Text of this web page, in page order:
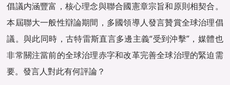
倡議内涵豐富，核心理念與聯合國憲章宗旨和原則相契合。
本屆聯大一般性辯論期間，多國領導人發言贊賞全球治理倡
議。與此同時，古特雷斯直言多邊主義“受到沖擊”，媒體也
非常關注當前的全球治理赤字和改革完善全球治理的緊迫需
要。發言人對此有何評論？